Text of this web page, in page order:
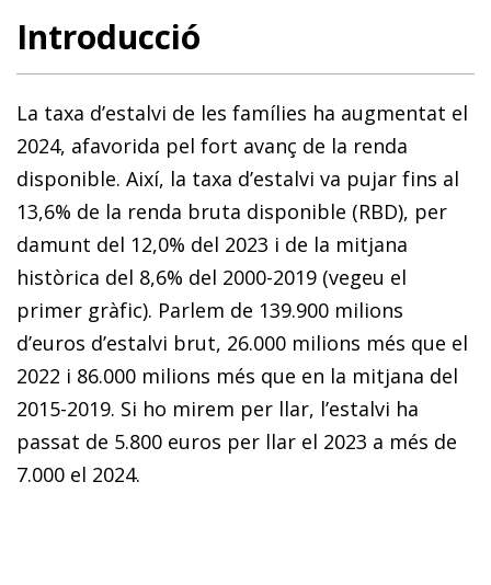
Introducció
La taxa d’estalvi de les famílies ha augmentat el
2024, afavorida pel fort avanç de la renda
disponible. Així, la taxa d’estalvi va pujar fins al
13,6% de la renda bruta disponible (RBD), per
damunt del 12,0% del 2023 i de la mitjana
històrica del 8,6% del 2000-2019 (vegeu el
primer gràfic). Parlem de 139.900 milions
d’euros d’estalvi brut, 26.000 milions més que el
2022 i 86.000 milions més que en la mitjana del
2015-2019. Si ho mirem per llar, l’estalvi ha
passat de 5.800 euros per llar el 2023 a més de
7.000 el 2024.